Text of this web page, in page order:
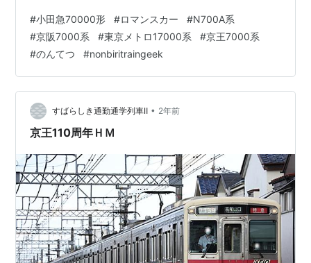
youtu.be まだ撮影に行けていないエリアも多く、収録で
きていない車両もたくさんあります。 素材が集まった
ら、改めて追加の動画や記事を作成したいと思います。
小田急線 70000形 ロマンスカーGSE 小田急70000型は
2018年に登場した最新型のロマンスカーで、50000…
#小田急70000形 #ロマンスカー #N700A系
#京阪7000系 #東京メトロ17000系 #京王7000系
#のんてつ #nonbiritraingeek
すばらしき通勤通学列車Ⅱ • 2年前
京王110周年ＨＭ